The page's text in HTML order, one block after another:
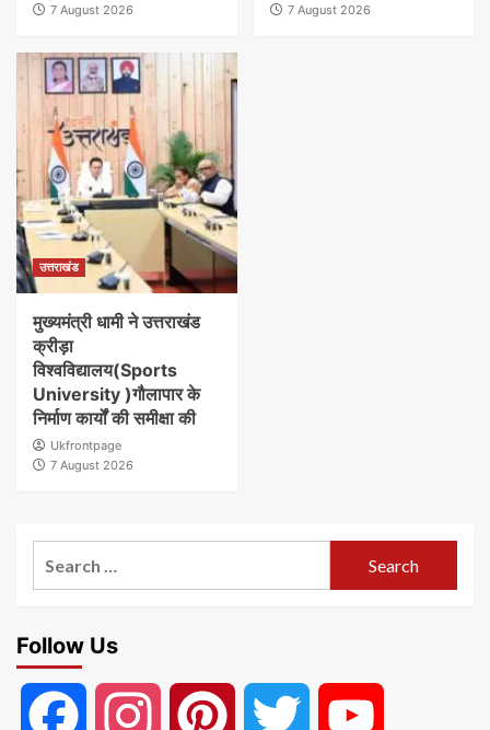
7 August 2026
7 August 2026
उत्तराखंड
मुख्यमंत्री धामी ने उत्तराखंड
क्रीड़ा
विश्वविद्यालय(Sports
University )गौलापार के
निर्माण कार्यों की समीक्षा की
Ukfrontpage
7 August 2026
Follow Us
Facebook Instagram Pinterest Twitter